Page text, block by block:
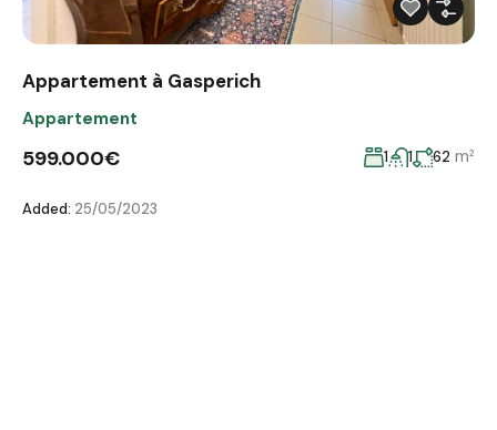
Appartement à Gasperich
Appartement
599.000€ 1 1 62 m²
Added: 25/05/2023